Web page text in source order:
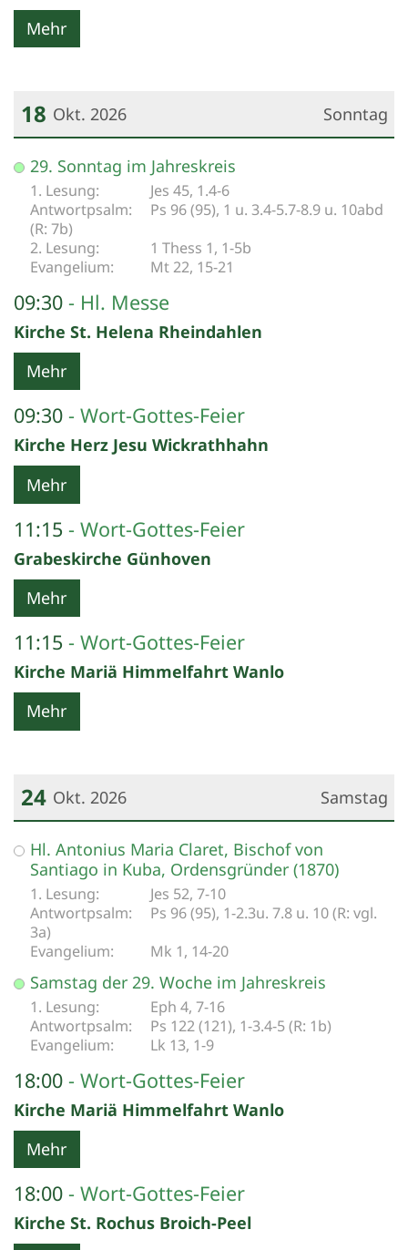
Mehr
Sonntag
18 Okt. 2026
Datum: 18. Oktober 2026
29. Sonntag im Jahreskreis
Jes 45, 1.4-6
Ps 96 (95), 1 u. 3.4-5.7-8.9 u. 10abd
(R: 7b)
1 Thess 1, 1-5b
Mt 22, 15-21
09:30 Hl. Messe
Kirche St. Helena Rheindahlen
Mehr
09:30 Wort-Gottes-Feier
Kirche Herz Jesu Wickrathhahn
Mehr
11:15 Wort-Gottes-Feier
Grabeskirche Günhoven
Mehr
11:15 Wort-Gottes-Feier
Kirche Mariä Himmelfahrt Wanlo
Mehr
Samstag
24 Okt. 2026
Datum: 24. Oktober 2026
Hl. Antonius Maria Claret, Bischof von
Santiago in Kuba, Ordensgründer (1870)
Jes 52, 7-10
Ps 96 (95), 1-2.3u. 7.8 u. 10 (R: vgl.
3a)
Mk 1, 14-20
Samstag der 29. Woche im Jahreskreis
Eph 4, 7-16
Ps 122 (121), 1-3.4-5 (R: 1b)
Lk 13, 1-9
18:00 Wort-Gottes-Feier
Kirche Mariä Himmelfahrt Wanlo
Mehr
18:00 Wort-Gottes-Feier
Kirche St. Rochus Broich-Peel